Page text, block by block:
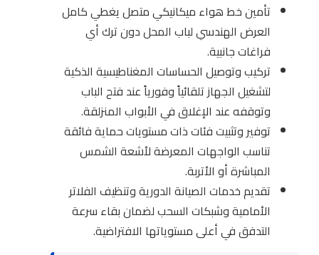
تأمين خط هواء ميكانيكي متصل يغطي كامل
العرض الهندسي لباب المحل دون ترك أي
فراغات جانبية.
تركيب وتوصيل الحساسات المغناطيسية الذكية
لتشغيل الجهاز تلقائياً وفورياً عند فتح الباب
وتوقفه عند الإغلاق في الأبواب المنزلقة.
توفير وتثبيت فئات ذات مستويات حماية فائقة
تناسب الواجهات المعرضة لأشعة الشمس
المباشرة أو الأتربة.
تقديم خدمات الصيانة الدورية وتنظيف الفلاتر
الأمامية وشبكات السحب لضمان بقاء سرعة
التدفق في أعلى مستوياتها الافتراضية.